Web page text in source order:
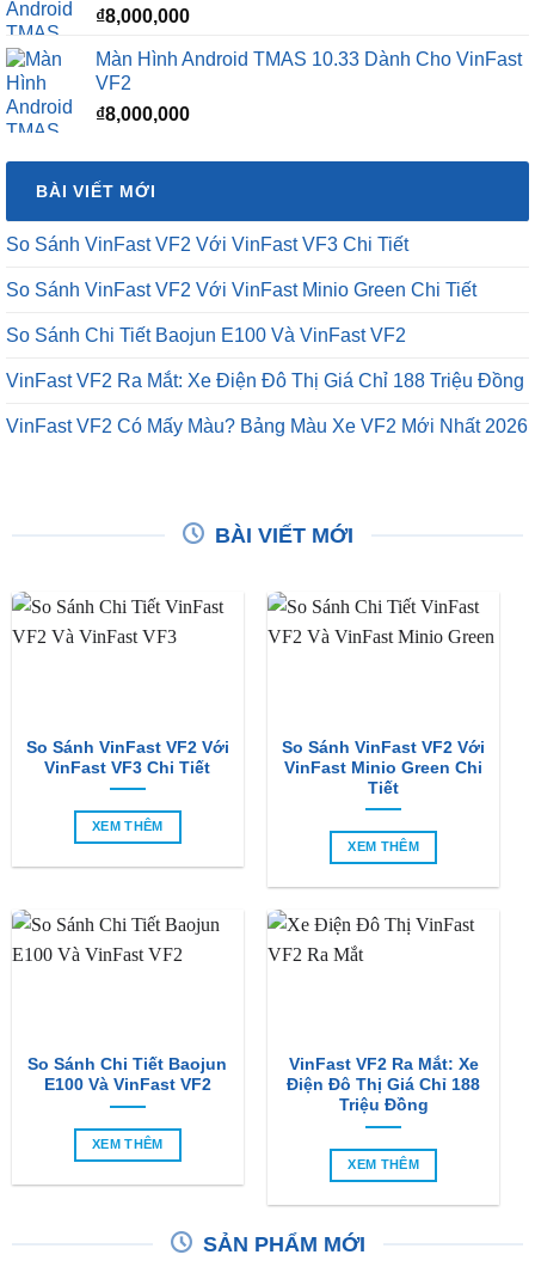
₫8,000,000
Màn Hình Android TMAS 10.33 Dành Cho VinFast
VF2
₫8,000,000
BÀI VIẾT MỚI
So Sánh VinFast VF2 Với VinFast VF3 Chi Tiết
So Sánh VinFast VF2 Với VinFast Minio Green Chi Tiết
So Sánh Chi Tiết Baojun E100 Và VinFast VF2
VinFast VF2 Ra Mắt: Xe Điện Đô Thị Giá Chỉ 188 Triệu Đồng
VinFast VF2 Có Mấy Màu? Bảng Màu Xe VF2 Mới Nhất 2026
BÀI VIẾT MỚI
So Sánh VinFast VF2 Với
VinFast VF3 Chi Tiết
XEM THÊM
So Sánh VinFast VF2 Với
VinFast Minio Green Chi
Tiết
XEM THÊM
So Sánh Chi Tiết Baojun
E100 Và VinFast VF2
XEM THÊM
VinFast VF2 Ra Mắt: Xe
Điện Đô Thị Giá Chỉ 188
Triệu Đồng
XEM THÊM
SẢN PHẨM MỚI